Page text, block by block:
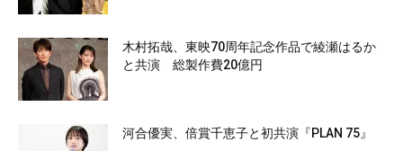
木村拓哉、東映70周年記念作品で綾瀬はるか
と共演 総製作費20億円
河合優実、倍賞千恵子と初共演『PLAN 75』